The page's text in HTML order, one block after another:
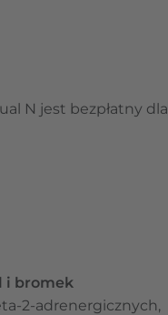
N jest bezpłatny dla
i bromek
2-adrenergicznych,